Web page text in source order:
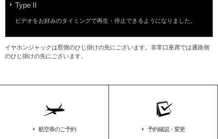
Type II
ビデオをお好みのタイミングで再生・停止できるようになりました。
イヤホンジャックは窓側のひじ掛けの先にございます。非常口座席では通路側
のひじ掛けの先にございます。
航空券のご予約 予約確認・変更